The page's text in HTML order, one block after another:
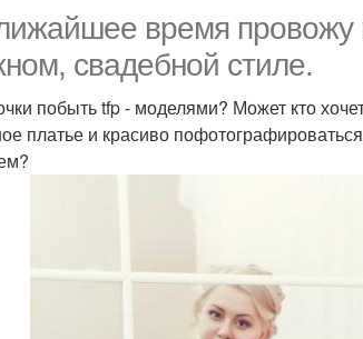
время провожу
свадебной стиле.
побыть tfp - моделями? Может кто
платье и красиво